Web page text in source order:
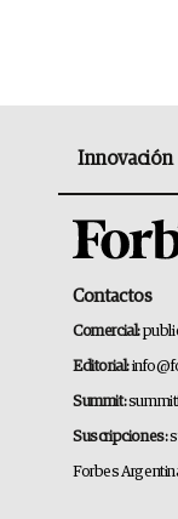
Innovación
Contactos
Comercial:
Editorial:
Summit:
Suscripciones:
Forbes